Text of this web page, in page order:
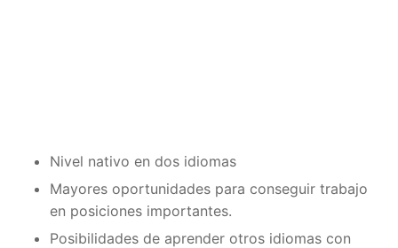
Nivel nativo en dos idiomas
Mayores oportunidades para conseguir trabajo
en posiciones importantes.
Posibilidades de aprender otros idiomas con